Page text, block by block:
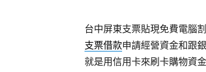
台中屏東支票貼現免費電腦
支票借款申請經營資金和跟
就是用信用卡來刷卡購物資